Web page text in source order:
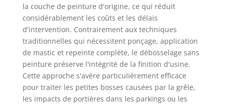
la couche de peinture d'origine, ce qui réduit
considérablement les coûts et les délais
d'intervention. Contrairement aux techniques
traditionnelles qui nécessitent ponçage, application
de mastic et repeinte complète, le débosselage sans
peinture préserve l'intégrité de la finition d'usine.
Cette approche s'avère particulièrement efficace
pour traiter les petites bosses causées par la grêle,
les impacts de portières dans les parkings ou les